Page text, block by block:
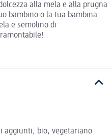
alla mela e alla prugna
bambino o la tua bambina:
e semolino di
aggiunti, bio, vegetariano